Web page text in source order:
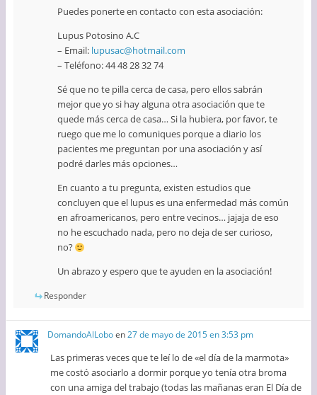
Puedes ponerte en contacto con esta asociación:
Lupus Potosino A.C
– Email: lupusac@hotmail.com
– Teléfono: 44 48 28 32 74
Sé que no te pilla cerca de casa, pero ellos sabrán
mejor que yo si hay alguna otra asociación que te
quede más cerca de casa… Si la hubiera, por favor, te
ruego que me lo comuniques porque a diario los
pacientes me preguntan por una asociación y así
podré darles más opciones…
En cuanto a tu pregunta, existen estudios que
concluyen que el lupus es una enfermedad más común
en afroamericanos, pero entre vecinos… jajaja de eso
no he escuchado nada, pero no deja de ser curioso,
no?
Un abrazo y espero que te ayuden en la asociación!
Responder
DomandoAlLoboen27 de mayo de 2015 en 3:53 pm
Las primeras veces que te leí lo de «el día de la marmota»
me costó asociarlo a dormir porque yo tenía otra broma
con una amiga del trabajo (todas las mañanas eran El Día de